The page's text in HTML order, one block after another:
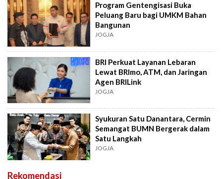
Program Gentengisasi Buka
Peluang Baru bagi UMKM Bahan
Bangunan
JOGJA
BRI Perkuat Layanan Lebaran
Lewat BRImo, ATM, dan Jaringan
Agen BRILink
JOGJA
Syukuran Satu Danantara, Cermin
Semangat BUMN Bergerak dalam
Satu Langkah
JOGJA
Rekomendasi